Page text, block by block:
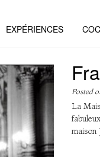
EXPÉRIENCES
Posted
La
maison